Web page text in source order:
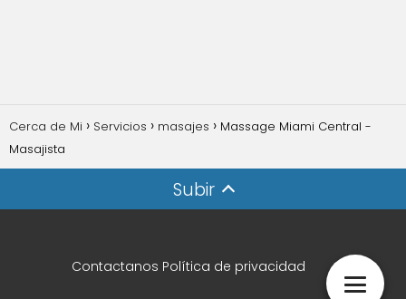
Cerca de Mi Servicios masajes
Massage Miami Central -
Masajista
Subir
Contactanos Política de privacidad